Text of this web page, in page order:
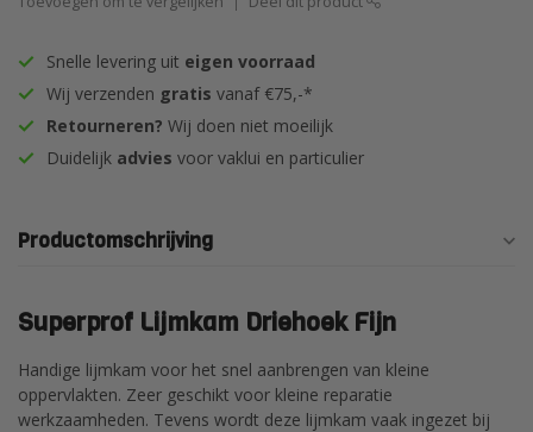
Snelle levering uit eigen voorraad
Wij verzenden gratis vanaf €75,-*
Retourneren? Wij doen niet moeilijk
Duidelijk advies voor vaklui en particulier
Productomschrijving
Superprof Lijmkam Driehoek Fijn
Handige lijmkam voor het snel aanbrengen van kleine
oppervlakten. Zeer geschikt voor kleine reparatie
werkzaamheden. Tevens wordt deze lijmkam vaak ingezet bij